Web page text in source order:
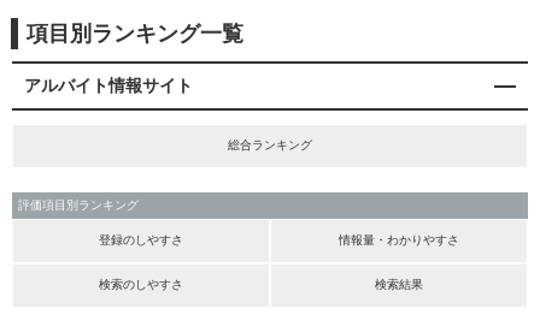
項目別ランキング一覧
アルバイト情報サイト
総合ランキング
評価項目別ランキング
登録のしやすさ 情報量・わかりやすさ
検索のしやすさ 検索結果